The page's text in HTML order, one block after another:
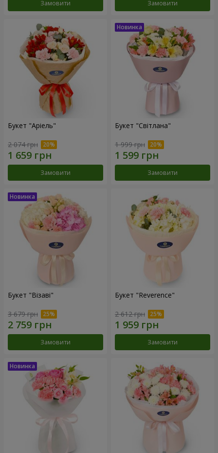
Замовити Замовити
Букет "Аріель"
2 074 грн
Замовити
Букет "Світлана"
1 999 грн
Замовити
Букет "Візаві"
3 679 грн
Замовити
Букет "Reverence"
2 612 грн
Замовити